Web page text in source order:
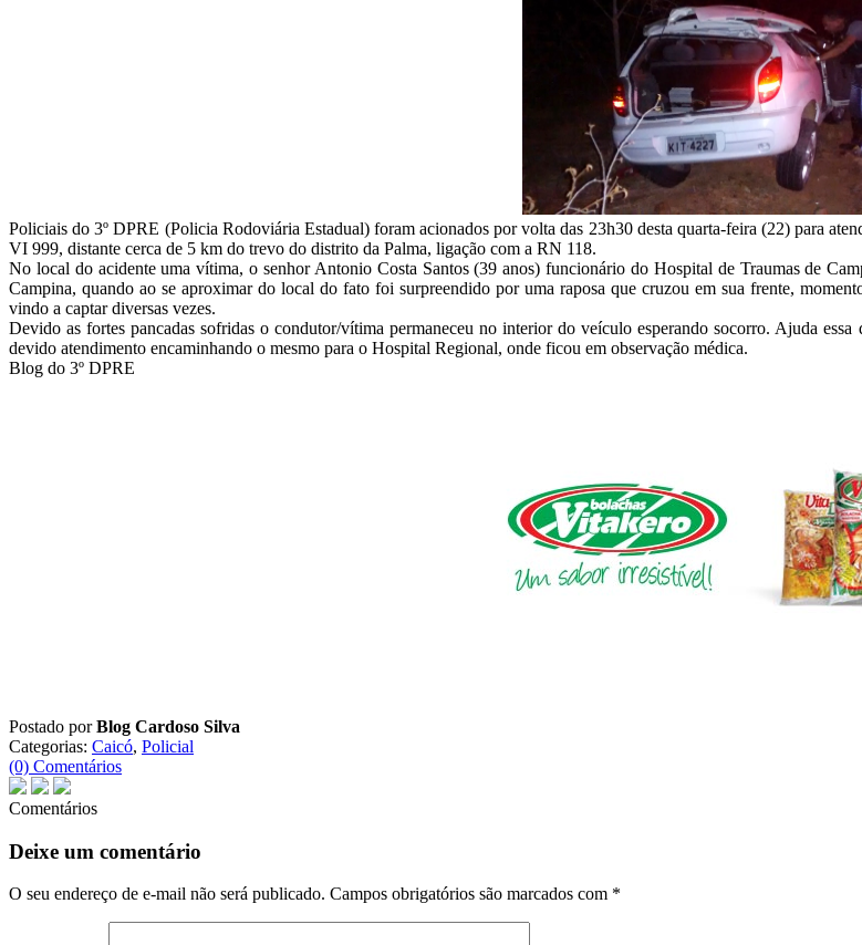
Policiais do 3º DPRE (Policia Rodoviária Estadual) foram acionados por volta das 23h30 desta quarta-feira (22) para
VI 999, distante cerca de 5 km do trevo do distrito da Palma, ligação com a RN 118.
No local do acidente uma vítima, o senhor Antonio Costa Santos (39 anos) funcionário do Hospital de Traumas de
Campina, quando ao se aproximar do local do fato foi surpreendido por uma raposa que cruzou em sua frente,
vindo a captar diversas vezes.
Devido as fortes pancadas sofridas o condutor/vítima permaneceu no interior do veículo esperando socorro. Ajuda
devido atendimento encaminhando o mesmo para o Hospital Regional, onde ficou em observação médica.
Blog do 3º DPRE
Postado porBlog Cardoso Silva
Categorias: Caicó, Policial
(0) Comentários
Comentários
Deixe um comentário
O seu endereço de e-mail não será publicado. Campos obrigatórios são marcados com *